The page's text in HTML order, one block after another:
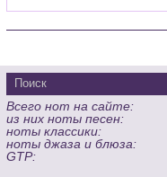
Всего нот на сайте:
из них ноты песен:
ноты классики:
ноты джаза и блюза:
GTP: